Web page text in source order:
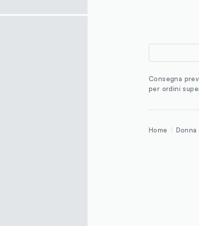
Consegna
per ordini
Home Donna